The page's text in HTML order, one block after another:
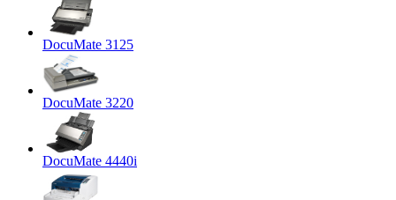
DocuMate 3125
DocuMate 3220
DocuMate 4440i